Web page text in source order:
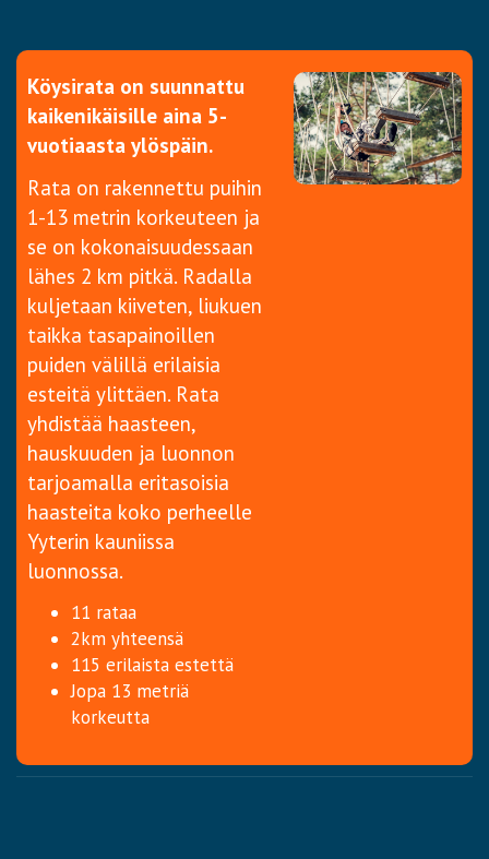
Köysirata on suunnattu
kaikenikäisille aina 5-
vuotiaasta ylöspäin.
Rata on rakennettu puihin
1-13 metrin korkeuteen ja
se on kokonaisuudessaan
lähes 2 km pitkä. Radalla
kuljetaan kiiveten, liukuen
taikka tasapainoillen
puiden välillä erilaisia
esteitä ylittäen. Rata
yhdistää haasteen,
hauskuuden ja luonnon
tarjoamalla eritasoisia
haasteita koko perheelle
Yyterin kauniissa
luonnossa.
11 rataa
2km yhteensä
115 erilaista estettä
Jopa 13 metriä
korkeutta